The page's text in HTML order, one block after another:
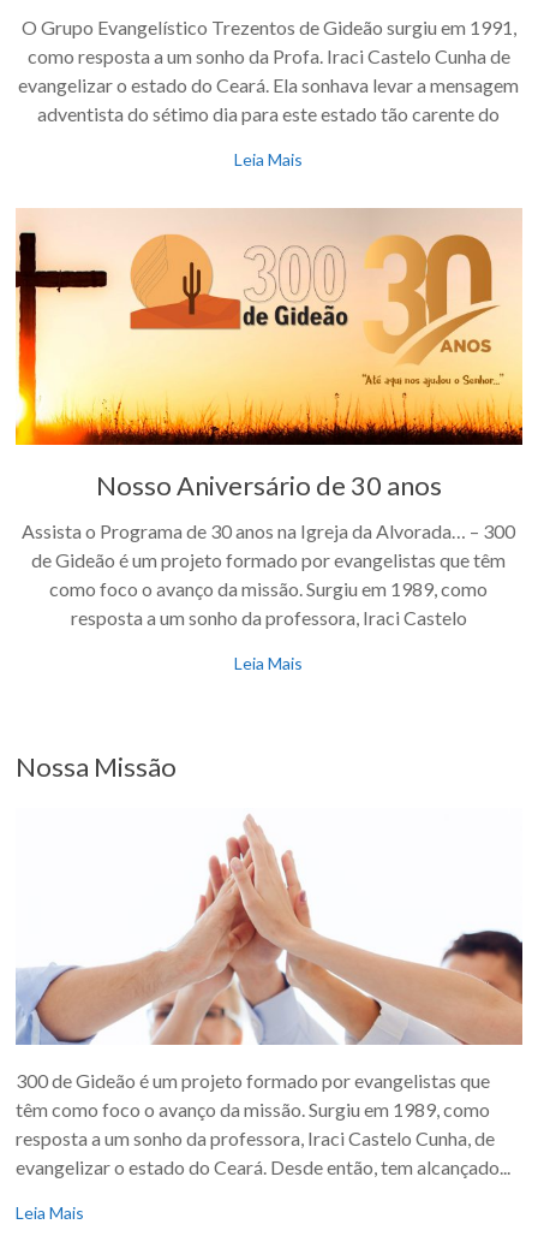
O Grupo Evangelístico Trezentos de Gideão surgiu em 1991,
como resposta a um sonho da Profa. Iraci Castelo Cunha de
evangelizar o estado do Ceará. Ela sonhava levar a mensagem
adventista do sétimo dia para este estado tão carente do
Leia Mais
Nosso Aniversário de 30 anos
Assista o Programa de 30 anos na Igreja da Alvorada… – 300
de Gideão é um projeto formado por evangelistas que têm
como foco o avanço da missão. Surgiu em 1989, como
resposta a um sonho da professora, Iraci Castelo
Leia Mais
Nossa Missão
300 de Gideão é um projeto formado por evangelistas que
têm como foco o avanço da missão. Surgiu em 1989, como
resposta a um sonho da professora, Iraci Castelo Cunha, de
evangelizar o estado do Ceará. Desde então, tem alcançado...
Leia Mais